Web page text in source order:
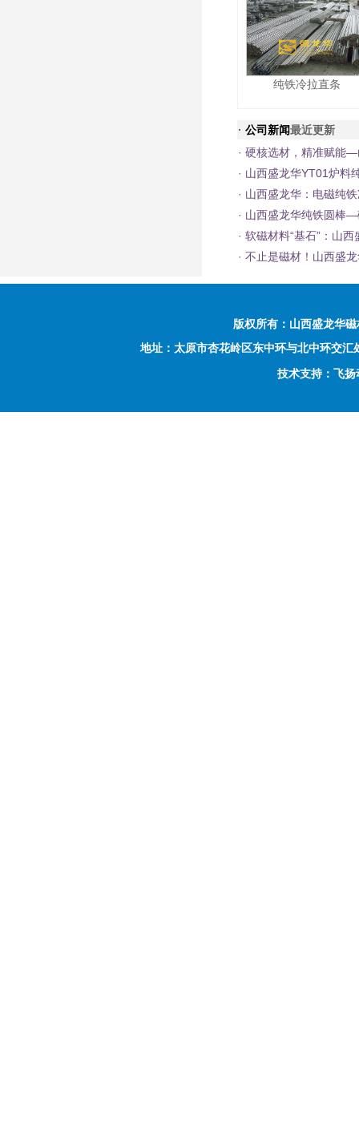
纯铁冷拉直条
· 公司新闻最近更新
· 硬核选材，精准赋能
· 山西盛龙华YT01炉料
· 山西盛龙华：电磁纯
· 山西盛龙华纯铁圆棒
· 软磁材料“基石”：山
· 不止是磁材！山西盛
版权所有： 山西盛龙华
地址：太原市杏花岭区东中环与北中环交
技术支持：飞扬